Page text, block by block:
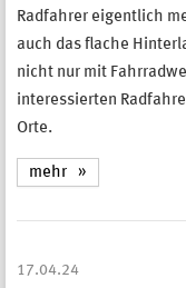
Radfahrer eigentlich
auch das flache
nicht nur mit
interessierten
Orte.
mehr
17.04.24